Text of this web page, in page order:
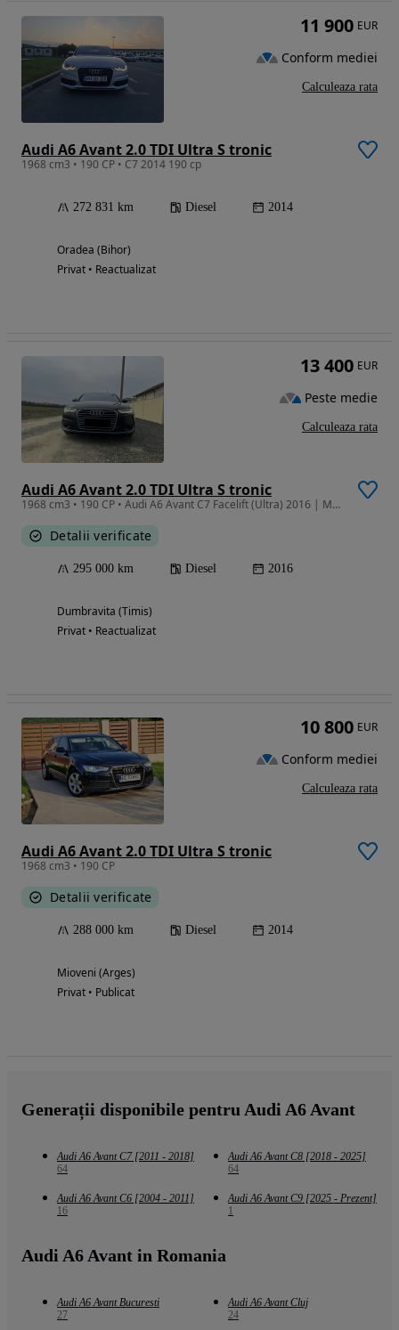
Audi A6 Avant 2.0 TDI Ultra S tronic
1968 cm3 • 190 CP • C7 2014 190 cp
272 831 km Diesel 2014
Oradea (Bihor)
Privat • Reactualizat
11 900 EUR
Conform mediei
Calculeaza rata
Audi A6 Avant 2.0 TDI Ultra S tronic
1968 cm3 • 190 CP • Audi A6 Avant C7 Facelift (Ultra) 2016 | Matrix, Distronic, Panoramic
Detalii verificate
295 000 km Diesel 2016
Dumbravita (Timis)
Privat • Reactualizat
13 400 EUR
Peste medie
Calculeaza rata
Audi A6 Avant 2.0 TDI Ultra S tronic
1968 cm3 • 190 CP
Detalii verificate
288 000 km Diesel 2014
Mioveni (Arges)
Privat • Publicat
10 800 EUR
Conform mediei
Calculeaza rata
Generații disponibile pentru Audi A6 Avant
Audi A6 Avant C7 [2011 - 2018]
64
Audi A6 Avant C8 [2018 - 2025]
64
Audi A6 Avant C6 [2004 - 2011]
16
Audi A6 Avant C9 [2025 - Prezent]
1
Audi A6 Avant in Romania
Audi A6 Avant Bucuresti
27
Audi A6 Avant Cluj
24